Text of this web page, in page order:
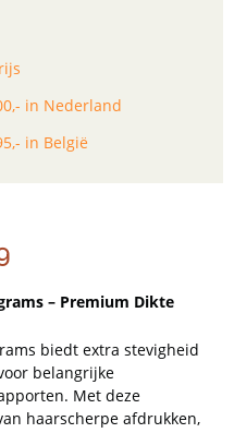
in Nederland
in België
– Premium Dikte
biedt extra stevigheid
belangrijke
Met deze
haarscherpe afdrukken,